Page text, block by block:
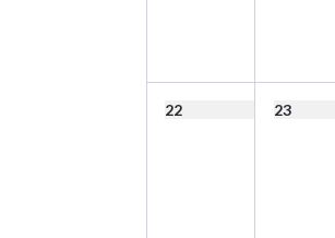
22 23